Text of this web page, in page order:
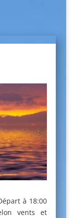
à 18:00
vents et